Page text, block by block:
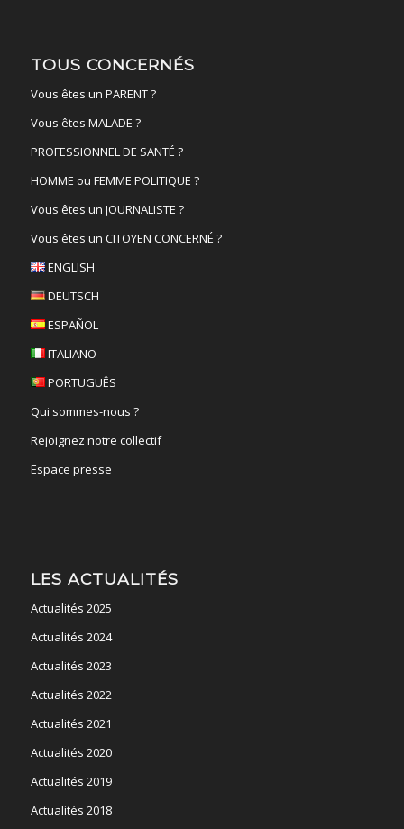
TOUS CONCERNÉS
Vous êtes un PARENT ?
Vous êtes MALADE ?
PROFESSIONNEL DE SANTÉ ?
HOMME ou FEMME POLITIQUE ?
Vous êtes un JOURNALISTE ?
Vous êtes un CITOYEN CONCERNÉ ?
ENGLISH
DEUTSCH
ESPAÑOL
ITALIANO
PORTUGUÊS
Qui sommes-nous ?
Rejoignez notre collectif
Espace presse
LES ACTUALITÉS
Actualités 2025
Actualités 2024
Actualités 2023
Actualités 2022
Actualités 2021
Actualités 2020
Actualités 2019
Actualités 2018